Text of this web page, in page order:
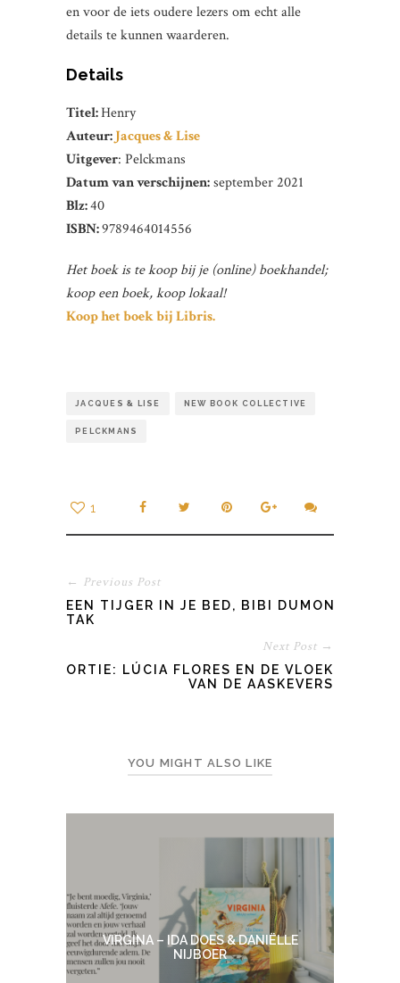
en voor de iets oudere lezers om echt alle
details te kunnen waarderen.
Details
Titel:Henry
Auteur:Jacques & Lise
Uitgever: Pelckmans
Datum van verschijnen:september 2021
Blz:40
ISBN:9789464014556
Het boek is te koop bij je (online) boekhandel;
koop een boek, koop lokaal!
Koop het boek bij Libris.
JACQUES & LISE NEW BOOK COLLECTIVE
PELCKMANS
1
← Previous Post
EEN TIJGER IN JE BED, BIBI DUMON
TAK
Next Post →
SHORTIE: LÚCIA FLORES EN DE VLOEK
VAN DE AASKEVERS
YOU MIGHT ALSO LIKE
VIRGINA – IDA DOES & DANIËLLE
NIJBOER